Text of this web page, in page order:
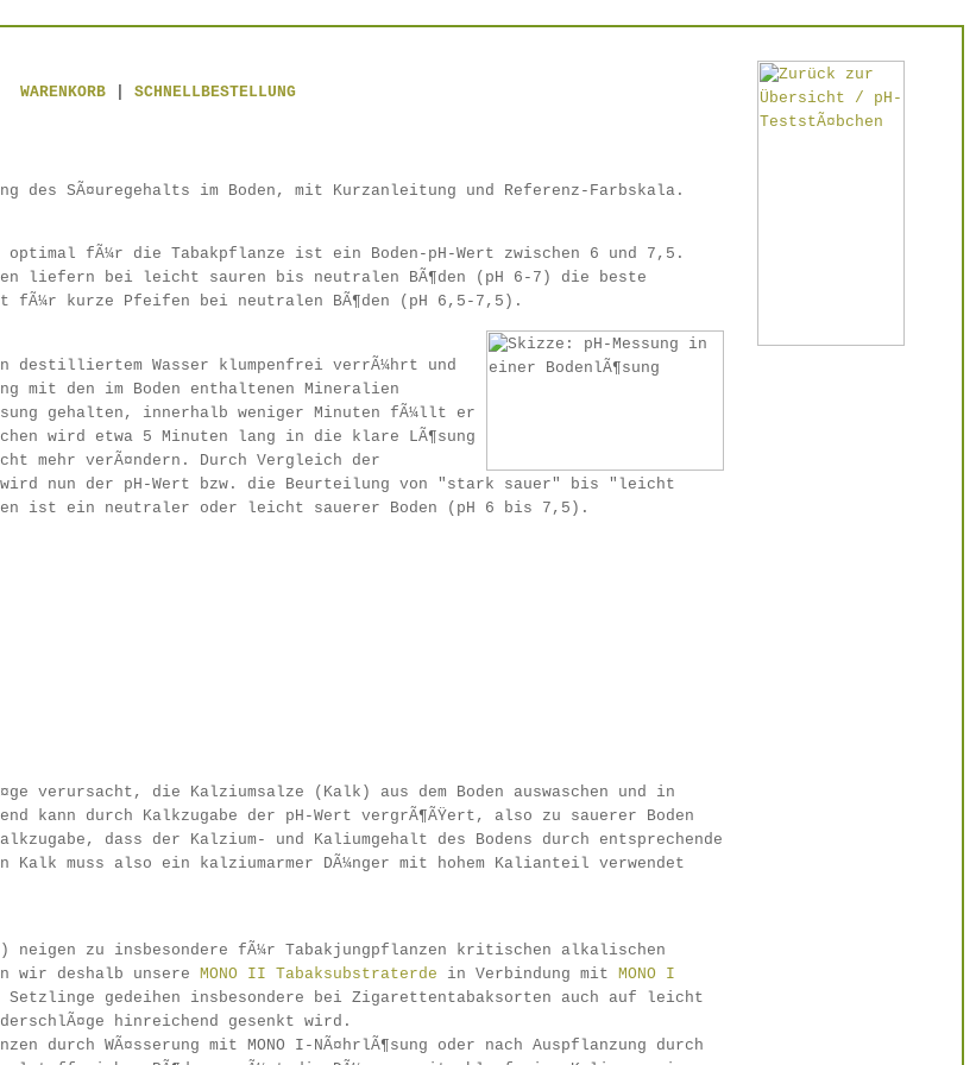
WARENKORB SCHNELLBESTELLUNG
des SÃ¤uregehalts im Boden, mit Kurzanleitung und Referenz-Farbskala.
fÃ¼r die Tabakpflanze ist ein Boden-pH-Wert zwischen 6 und 7,5.
liefern bei leicht sauren bis neutralen BÃ¶den (pH 6-7) die beste
kurze Pfeifen bei neutralen BÃ¶den (pH 6,5-7,5).
destilliertem Wasser klumpenfrei verrÃ¼hrt und
den im Boden enthaltenen Mineralien
gehalten, innerhalb weniger Minuten fÃ¼llt er
wird etwa 5 Minuten lang in die klare LÃ¶sung
verÃ¤ndern. Durch Vergleich der
nun der pH-Wert bzw. die Beurteilung von "stark sauer" bis "leicht
ist ein neutraler oder leicht sauerer Boden (pH 6 bis 7,5).
verursacht, die Kalziumsalze (Kalk) aus dem Boden auswaschen und in
kann durch Kalkzugabe der pH-Wert vergrÃ¶ÃŸert, also zu sauerer Boden
dass der Kalzium- und Kaliumgehalt des Bodens durch entsprechende
Kalk muss also ein kalziumarmer DÃ¼nger mit hohem Kalianteil verwendet
neigen zu insbesondere fÃ¼r Tabakjungpflanzen kritischen alkalischen
wir deshalb unsere MONO II Tabaksubstraterde in Verbindung mit MONO I
gedeihen insbesondere bei Zigarettentabaksorten auch auf leicht
hinreichend gesenkt wird.
durch WÃ¤sserung mit MONO I-NÃ¤hrlÃ¶sung oder nach Auspflanzung durch